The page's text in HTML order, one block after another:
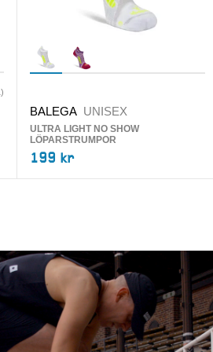
)
BALEGA UNISEX
ULTRA LIGHT NO SHOW
LÖPARSTRUMPOR
199 kr